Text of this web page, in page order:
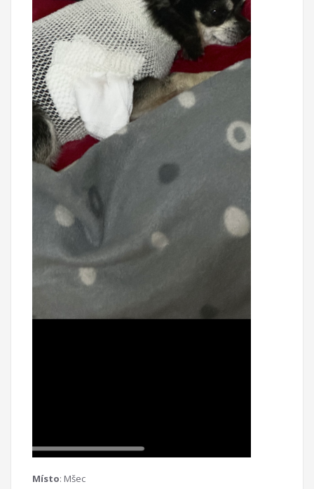
Místo: Mšec